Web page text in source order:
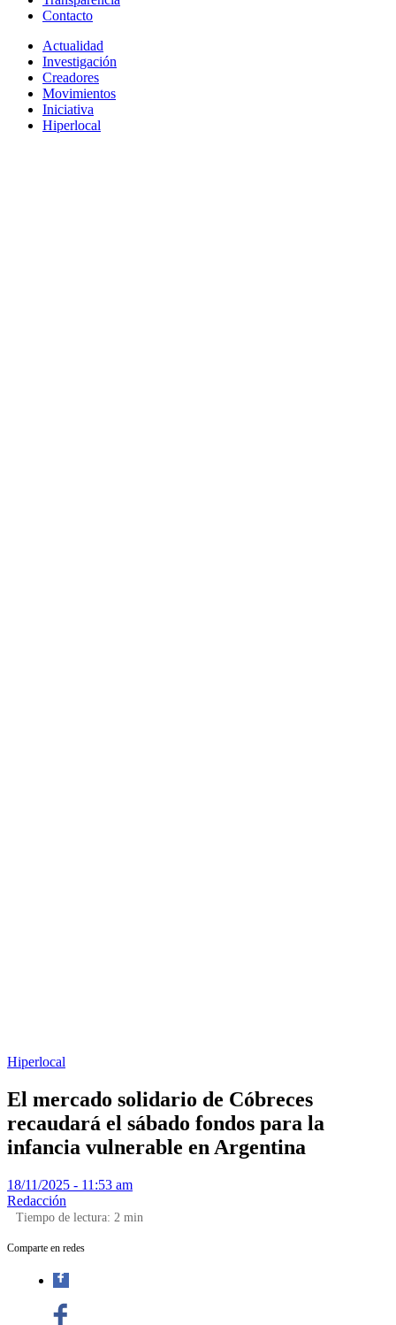
Contacto
Actualidad
Investigación
Creadores
Movimientos
Iniciativa
Hiperlocal
Hiperlocal
El mercado solidario de Cóbreces
recaudará el sábado fondos para la
infancia vulnerable en Argentina
18/11/2025 - 11:53 am
Redacción
Tiempo de lectura: 2 min
Comparte en redes